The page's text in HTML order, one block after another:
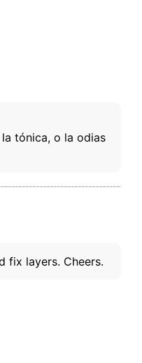
tónica, o la odias
fix layers. Cheers.